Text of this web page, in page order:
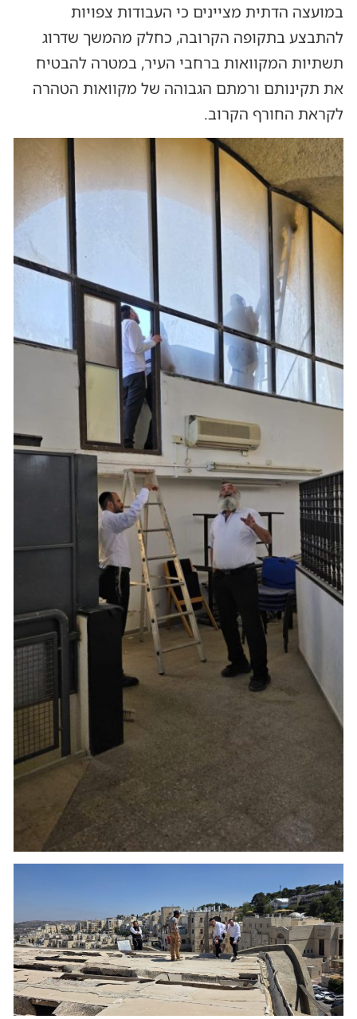
במועצה הדתית מציינים כי העבודות צפויות
להתבצע בתקופה הקרובה, כחלק מהמשך שדרוג
תשתיות המקוואות ברחבי העיר, במטרה להבטיח
את תקינותם ורמתם הגבוהה של מקוואות הטהרה
לקראת החורף הקרוב.